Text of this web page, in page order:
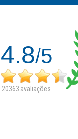
4.8/5
20363 avaliações